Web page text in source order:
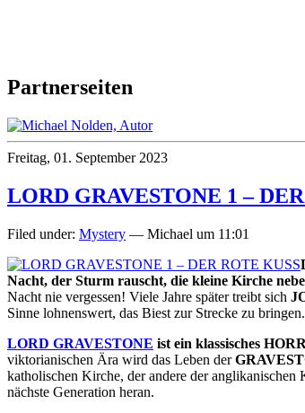
Partnerseiten
Freitag, 01. September 2023
LORD GRAVESTONE 1 –
Filed under: Mystery — Michael um 11:01
Nacht, der Sturm rauscht, die kleine Kirche
Nacht nie vergessen! Viele Jahre später treibt sich
Sinne lohnenswert, das Biest zur Strecke zu
LORD GRAVESTONE ist ein klassisches
viktorianischen Ära wird das Leben der
katholischen Kirche, der andere der
nächste Generation heran.